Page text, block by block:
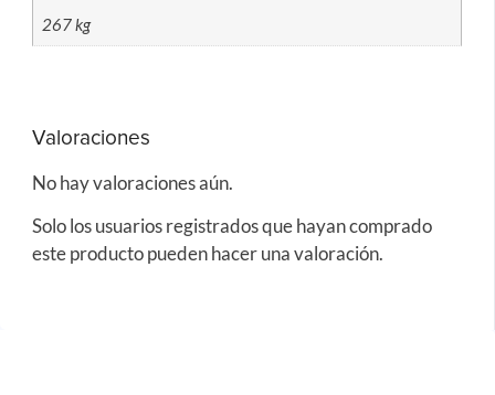
267 kg
Valoraciones
No hay valoraciones aún.
Solo los usuarios registrados que hayan comprado
este producto pueden hacer una valoración.